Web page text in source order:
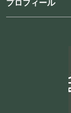
プロフィール